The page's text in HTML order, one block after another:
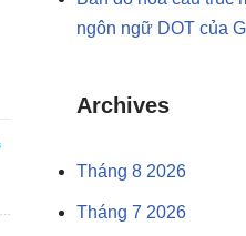
ngôn ngữ DOT của
Archives
Tháng 8 2026
Tháng 7 2026